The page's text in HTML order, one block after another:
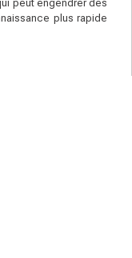
peut engendrer des
plus rapide